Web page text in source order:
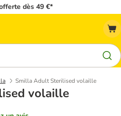
dès 49 €*
Smilla Adult Sterilised volaille
volaille